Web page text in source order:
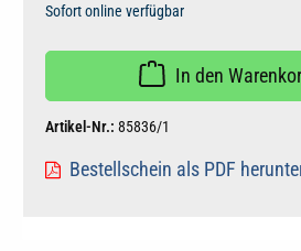
Sofort online verfügbar
In den
Artikel-Nr.: 85836/1
Bestellschein als PDF